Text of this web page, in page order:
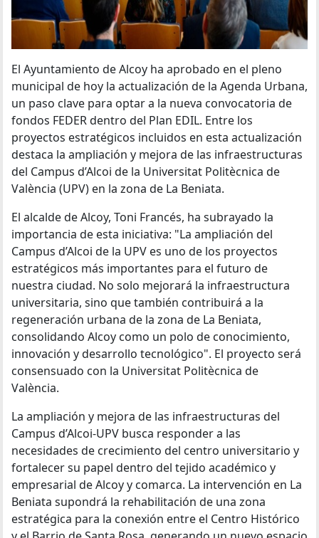
El Ayuntamiento de Alcoy ha aprobado en el pleno
municipal de hoy la actualización de la Agenda Urbana,
un paso clave para optar a la nueva convocatoria de
fondos FEDER dentro del Plan EDIL. Entre los
proyectos estratégicos incluidos en esta actualización
destaca la ampliación y mejora de las infraestructuras
del Campus d’Alcoi de la Universitat Politècnica de
València (UPV) en la zona de La Beniata.
El alcalde de Alcoy, Toni Francés, ha subrayado la
importancia de esta iniciativa: "La ampliación del
Campus d’Alcoi de la UPV es uno de los proyectos
estratégicos más importantes para el futuro de
nuestra ciudad. No solo mejorará la infraestructura
universitaria, sino que también contribuirá a la
regeneración urbana de la zona de La Beniata,
consolidando Alcoy como un polo de conocimiento,
innovación y desarrollo tecnológico". El proyecto será
consensuado con la Universitat Politècnica de
València.
La ampliación y mejora de las infraestructuras del
Campus d’Alcoi-UPV busca responder a las
necesidades de crecimiento del centro universitario y
fortalecer su papel dentro del tejido académico y
empresarial de Alcoy y comarca. La intervención en La
Beniata supondrá la rehabilitación de una zona
estratégica para la conexión entre el Centro Histórico